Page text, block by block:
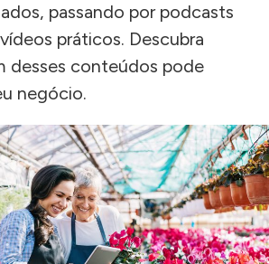
passando por podcasts
práticos. Descubra
desses conteúdos pode
negócio.